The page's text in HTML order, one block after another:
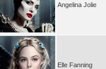
Angelina Jolie
Elle Fanning